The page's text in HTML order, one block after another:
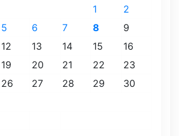
1
2
5 6 7 8
9
12 13 14 15
16
19 20 21 22
23
26 27 28 29
30